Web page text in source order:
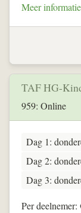
Meer informatie
TAF HG-
959: Online
Dag 1:
Dag 2:
Dag 3:
Per